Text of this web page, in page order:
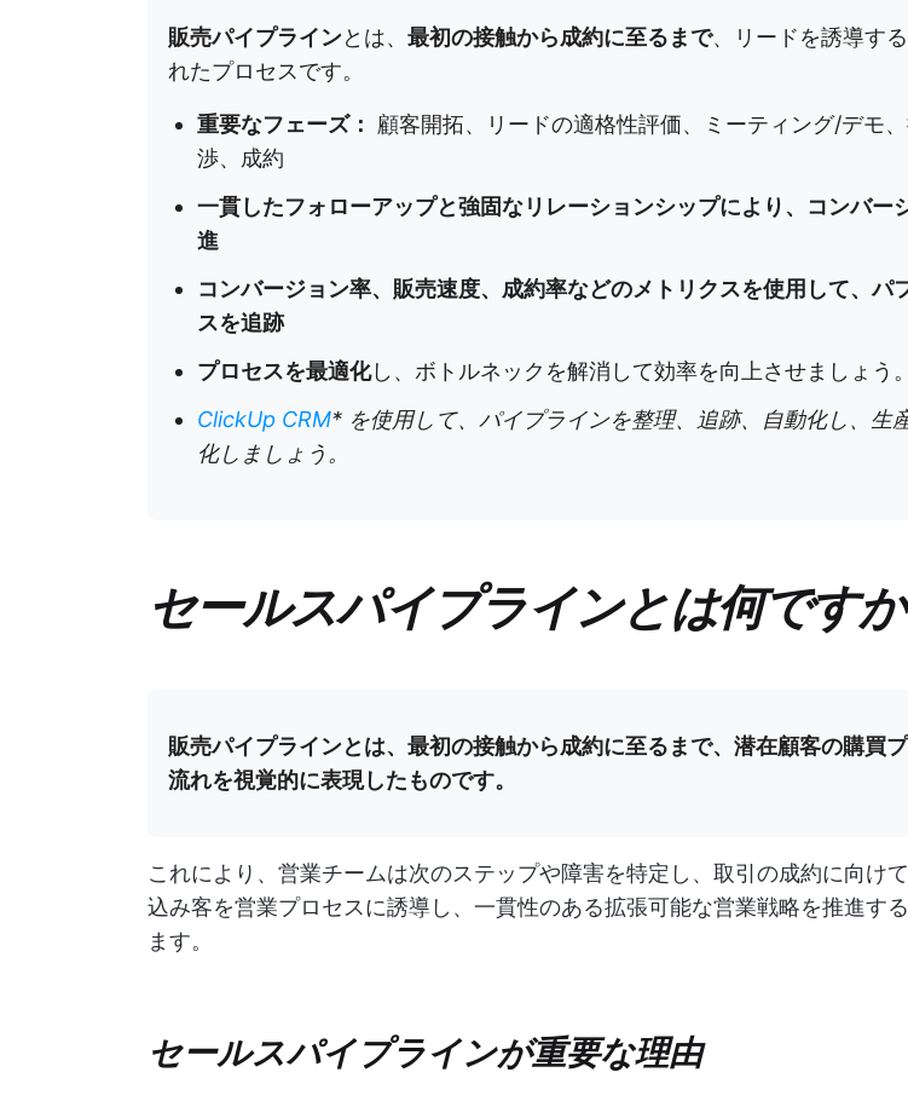
販売パイプラインとは、 最初の接触から成約に至るまで、リードを誘導す
れたプロセスです。
重要なフェーズ：
顧客開拓、リードの適格性評価、ミーティング/デモ
渉、成約
一貫したフォローアップと強固なリレーションシップにより、コンバー
進
コンバージョン率、販売速度、成約率などのメトリクスを使用して、パ
スを追跡
プロセスを最適化し、ボトルネックを解消して効率を向上させましょう。
ClickUp CRM* を使用して、パイプラインを整理、追跡、自動化し、生
化しましょう。
セールスパイプラインとは何です
販売パイプラインとは、最初の接触から成約に至るまで、潜在顧客の購買
流れを視覚的に表現したものです。
これにより、営業チームは次のステップや障害を特定し、取引の成約に向け
込み客を営業プロセスに誘導し、一貫性のある拡張可能な営業戦略を推進す
ます。
セールスパイプラインが重要な理由